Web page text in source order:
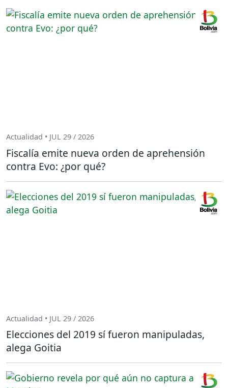
Actualidad • JUL 29 / 2026
Fiscalía emite nueva orden de aprehensión
contra Evo: ¿por qué?
Actualidad • JUL 29 / 2026
Elecciones del 2019 sí fueron manipuladas,
alega Goitia